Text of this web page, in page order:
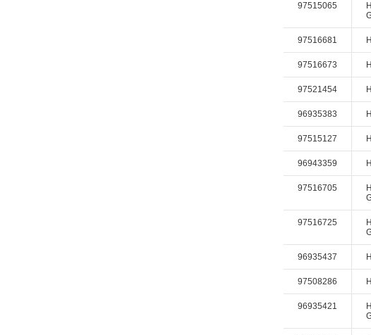
97515065
97516681
97516673
97521454
96935383
97515127
96943359
97516705
97516725
96935437
97508286
96935421